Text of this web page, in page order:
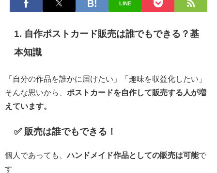
LINE
1. 自作ポストカード販売は誰でもできる？基
本知識
「自分の作品を誰かに届けたい」「趣味を収益化したい」
そんな思いから、 ポストカードを自作して販売する人が増
えています。
✅ 販売は誰でもできる！
個人であっても、 ハンドメイド作品としての販売は可能で
す